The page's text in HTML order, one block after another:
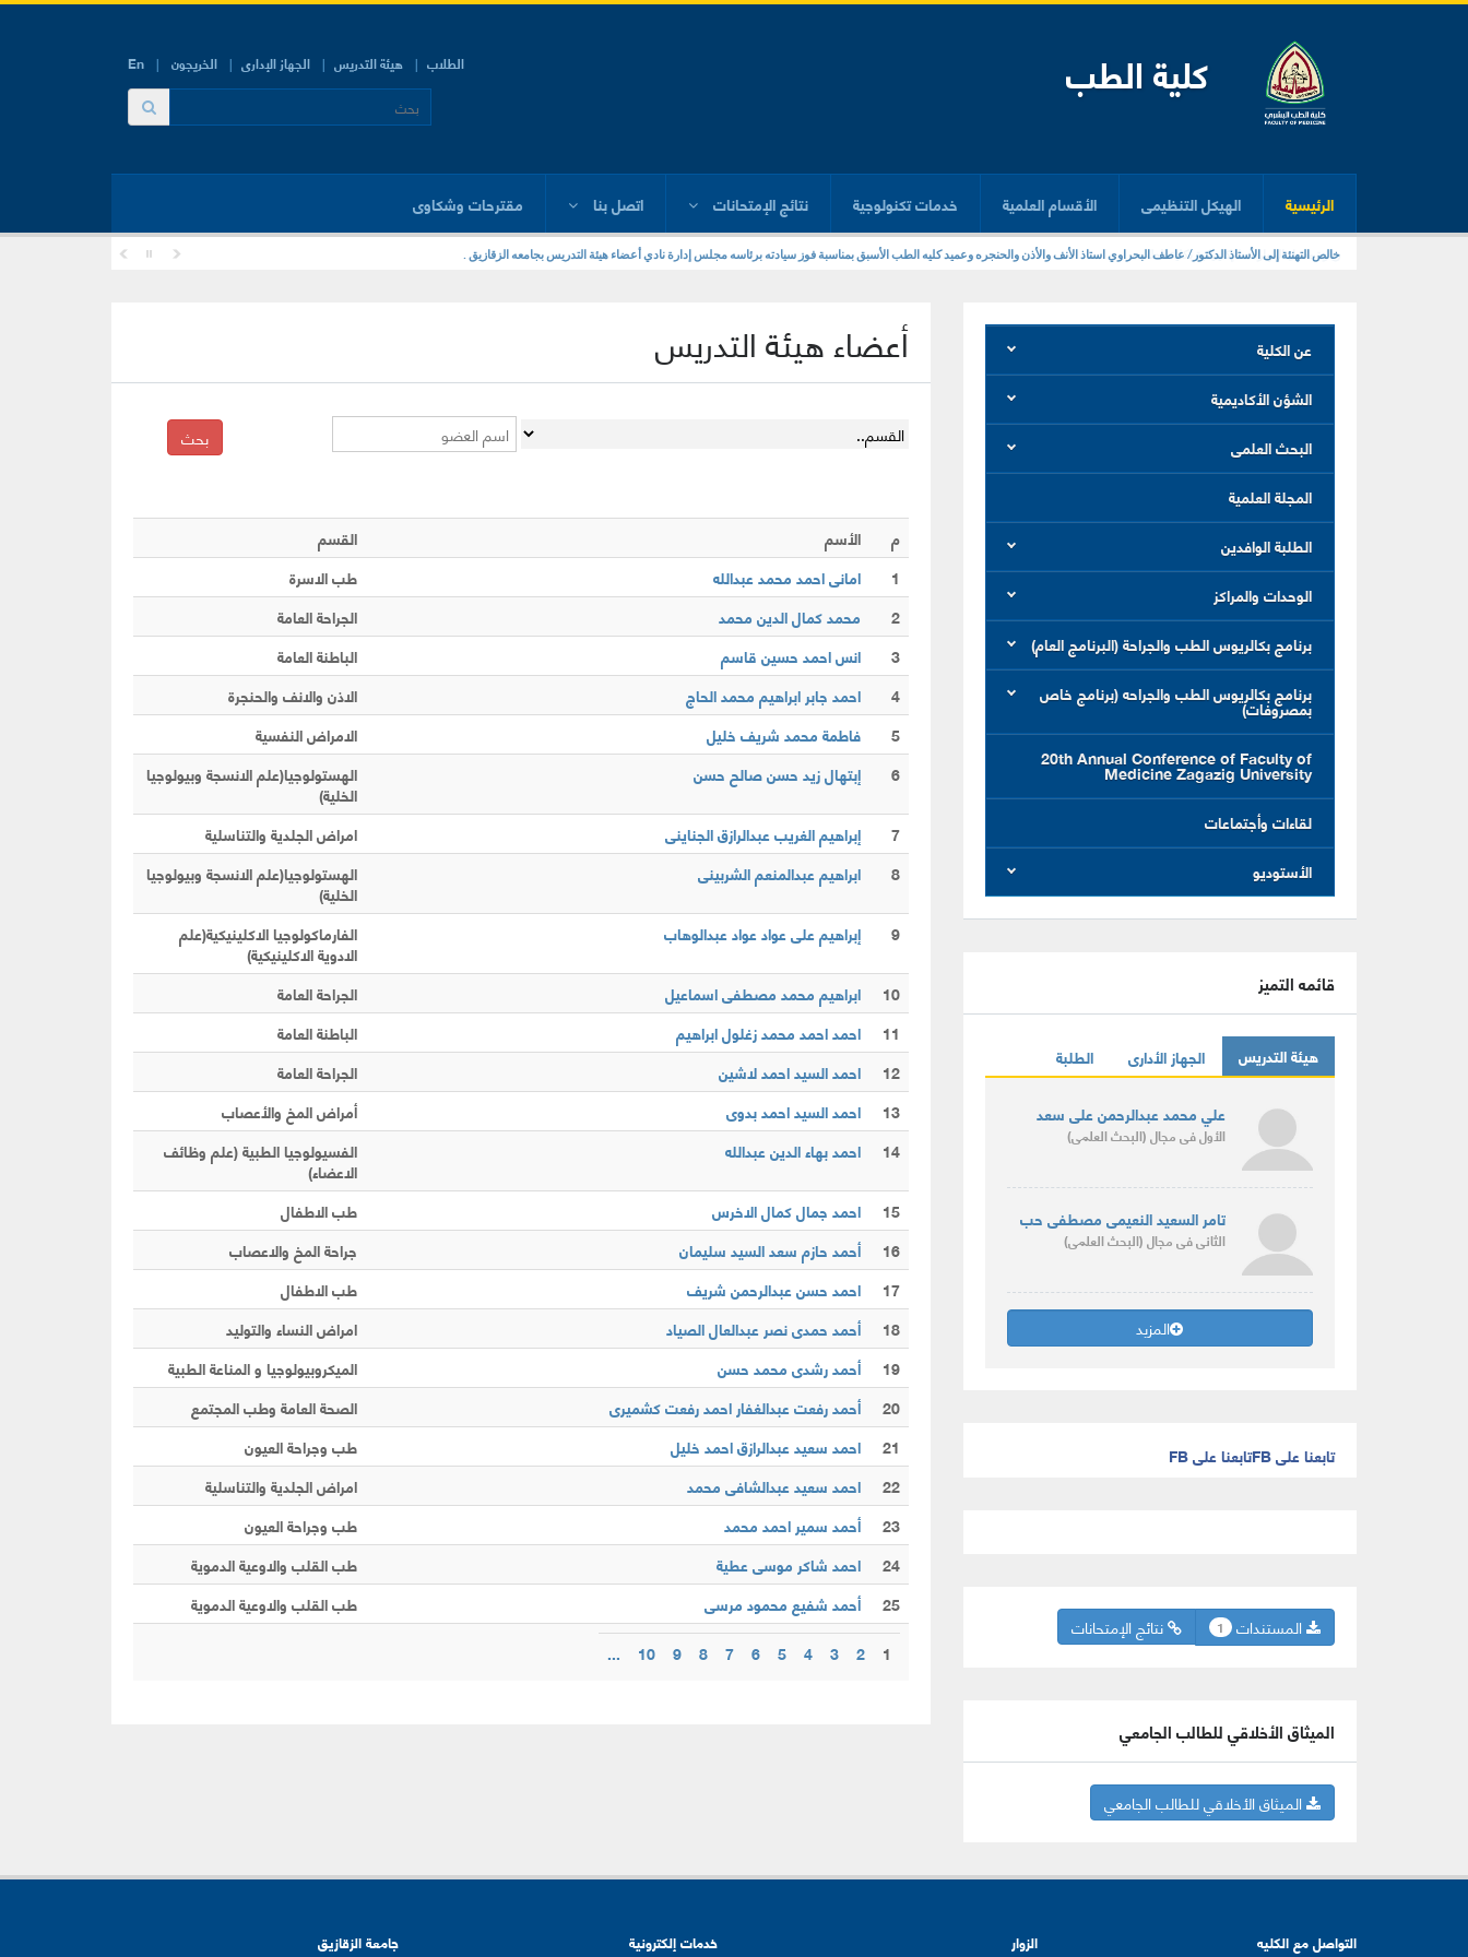
En الطلاب هيئة التدريس الجهاز الإدارى الخريجون كلية الطب
الرئيسية الهيكل التنظيمى الأقسام العلمية خدمات تكنولوجية نتائج الإمتحانات اتصل بنا مقترحات وشكاوى
خالص التهنئة إلى الأستاذ الدكتور/ عاطف البحراوي استاذ الأنف والأذن والحنجره وعميد كليه الطب الأسبق بمناسبة فوز سيادته برئاسه مجلس إدارة نادي أعضاء هيئة التدريس بجامعه الزقازيق .
زيارة معمل المهارات الإكلينيكية بكلية الطب
أعضاء هيئة التدريس
م الأسم
القسم
1
امانى احمد محمد عبدالله
طب الاسرة
2
محمد كمال الدين محمد
الجراحة العامة
3
انس احمد حسين قاسم
الباطنة العامة
4
احمد جابر ابراهيم محمد الحاج
الاذن والانف والحنجرة
5
فاطمة محمد شريف خليل
الامراض النفسية
6
إبتهال زيد حسن صالح حسن الهستولوجيا(علم الانسجة وبيولوجيا
الخلية)
7
إبراهيم الغريب عبدالرازق الجناينى
امراض الجلدية والتناسلية
8
ابراهيم عبدالمنعم الشربينى الهستولوجيا(علم الانسجة وبيولوجيا
الخلية)
9
إبراهيم على عواد عواد عبدالوهاب الفارماكولوجيا الاكلينيكية(علم
الادوية الاكلينيكية)
10
ابراهيم محمد مصطفى اسماعيل
الجراحة العامة
11
احمد احمد محمد زغلول ابراهيم
الباطنة العامة
12
احمد السيد احمد لاشين
الجراحة العامة
13
احمد السيد احمد بدوى
أمراض المخ والأعصاب
14
احمد بهاء الدين عبدالله الفسيولوجيا الطبية (علم وظائف
الاعضاء)
15
احمد جمال كمال الاخرس
طب الاطفال
16
أحمد حازم سعد السيد سليمان
جراحة المخ والاعصاب
17
احمد حسن عبدالرحمن شريف
طب الاطفال
18
أحمد حمدى نصر عبدالعال الصياد
امراض النساء والتوليد
19
أحمد رشدى محمد حسن
الميكروبيولوجيا و المناعة الطبية
20
أحمد رفعت عبدالغفار احمد رفعت كشميرى
الصحة العامة وطب المجتمع
21
احمد سعيد عبدالرازق احمد خليل
طب وجراحة العيون
22
احمد سعيد عبدالشافى محمد
امراض الجلدية والتناسلية
23
أحمد سمير احمد محمد
طب وجراحة العيون
24
احمد شاكر موسى عطية
طب القلب والاوعية الدموية
25
أحمد شفيع محمود مرسى
طب القلب والاوعية الدموية
1
2
3
4
5
6
7
8
9
10
...
عن الكلية
الشؤن الأكاديمية
البحث العلمى
المجلة العلمية
الطلبة الوافدين
الوحدات والمراكز
برنامج بكالريوس الطب والجراحة (البرنامج العام)
برنامج بكالريوس الطب والجراحه (برنامج خاص
بمصروفات)
20th Annual Conference of Faculty of
Medicine Zagazig University
لقاءات وأجتماعات
الأستوديو
قائمه التميز
هيئة التدريس الجهاز الأدارى الطلبة
علي محمد عبدالرحمن على سعد
الأولفى مجال(البحث العلمى)
تامر السعيد النعيمى مصطفى حب
الثانىفى مجال(البحث العلمى)
المزيد
تابعنا على FB تابعنا على FB
نتائج الإمتحانات المستندات 1
الميثاق الأخلاقي للطالب الجامعي
الميثاق الأخلاقي للطالب الجامعي
جامعة الزقازيق خدمات إلكترونية الزوار التواصل مع الكليه